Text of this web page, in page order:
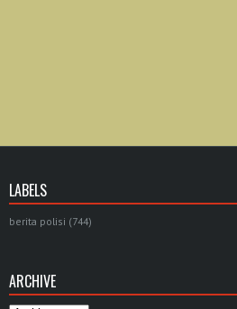
LABELS
berita polisi (744)
ARCHIVE